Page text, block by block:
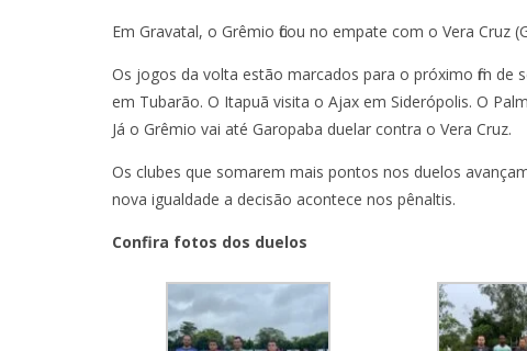
Em Gravatal, o Grêmio ficou no empate com o Vera Cruz
Os jogos da volta estão marcados para o próximo fim de
em Tubarão. O Itapuã visita o Ajax em Siderópolis. O
Já o Grêmio vai até Garopaba duelar contra o Vera Cruz.
Os clubes que somarem mais pontos nos duelos
nova igualdade a decisão acontece nos pênaltis.
Confira fotos dos duelos